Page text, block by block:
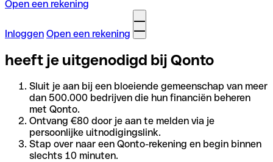
Open een rekening
Inloggen Open een rekening
heeft je uitgenodigd bij Qonto
Sluit je aan bij een bloeiende gemeenschap van meer
dan 500.000 bedrijven die hun financiën beheren
met Qonto.
Ontvang €80 door je aan te melden via je
persoonlijke uitnodigingslink.
Stap over naar een Qonto-rekening en begin binnen
slechts 10 minuten.